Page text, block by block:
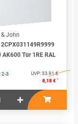
John
2CPX031149R9999
AK600 Tür 1RE RAL
2-3
UVP:33,91 €
8,18 € *